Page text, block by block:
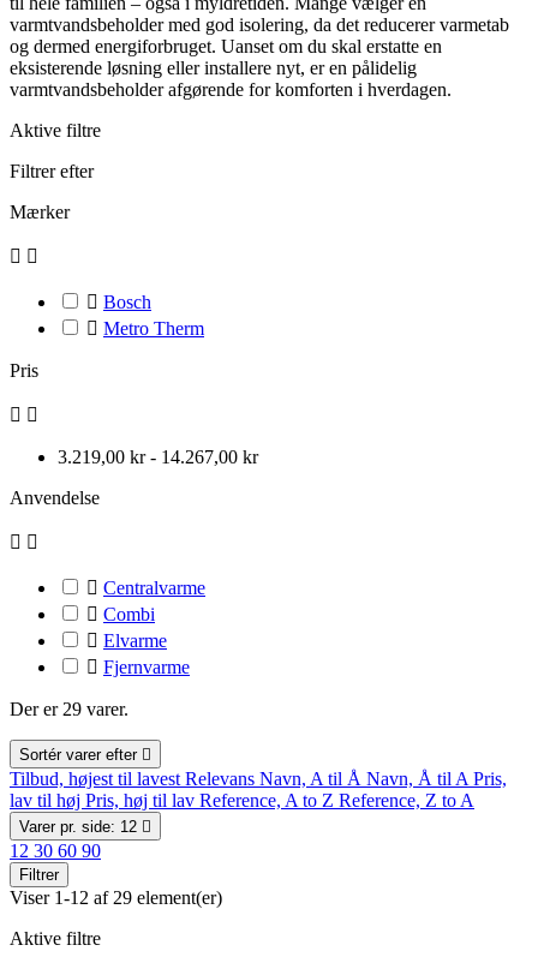
varmtvandsbeholder med god isolering, da det reducerer varmetab
og dermed energiforbruget. Uanset om du skal erstatte en
eksisterende løsning eller installere nyt, er en pålidelig
varmtvandsbeholder afgørende for komforten i hverdagen.
Aktive filtre
Filtrer efter
Mærker
 
 Bosch
 Metro Therm
Pris
 
3.219,00 kr - 14.267,00 kr
Anvendelse
 
 Centralvarme
 Combi
 Elvarme
 Fjernvarme
Der er 29 varer.
Sortér varer efter 
Tilbud, højest til lavest Relevans Navn, A til Å Navn, Å til A Pris,
lav til høj Pris, høj til lav Reference, A to Z Reference, Z to A
Varer pr. side: 12 
12 30 60 90
Filtrer
Viser 1-12 af 29 element(er)
Aktive filtre